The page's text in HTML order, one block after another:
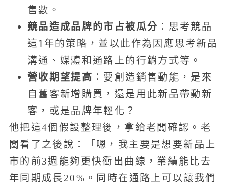
售數。
競品造成品牌的市占被瓜分 ：思考競品
這1年的策略，並以此作為因應思考新品
溝通、媒體和通路上的行銷方式等。
營收期望提高 ：要創造銷售動能，是來
自舊客新增購買，還是用此新品帶動新
客，或是品牌年輕化？
他把這4個假設整理後，拿給老闆確認。老
闆看了之後說：「嗯，我主要是想要新品上
市的前3週能夠更快衝出曲線，業績能比去
年同期成長20%。同時在通路上可以讓我們